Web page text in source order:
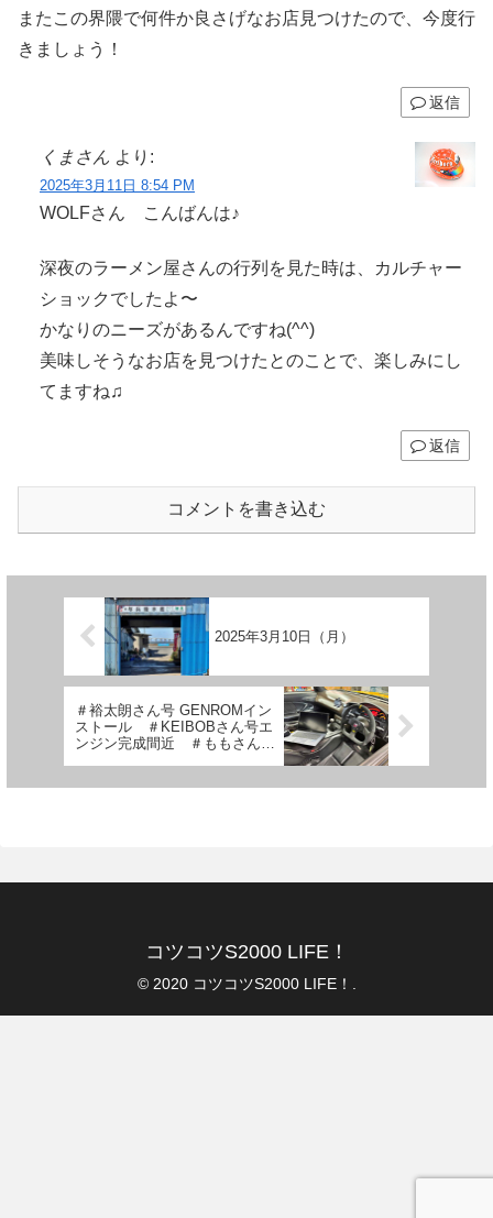
またこの界隈で何件か良さげなお店見つけたので、今度行
きましょう！
返信
くまさん より:
2025年3月11日 8:54 PM
WOLFさん こんばんは♪
深夜のラーメン屋さんの行列を見た時は、カルチャー
ショックでしたよ〜
かなりのニーズがあるんですね(^^)
美味しそうなお店を見つけたとのことで、楽しみにし
てますね♫
返信
コメントを書き込む
2025年3月10日（月）
＃裕太朗さん号 GENROMイン
ストール ＃KEIBOBさん号エ
ンジン完成間近 ＃ももさん号
ツ在庫豊富 ＃MT OH ＃ワン
コツコツS2000 LIFE！
© 2020 コツコツS2000 LIFE！.